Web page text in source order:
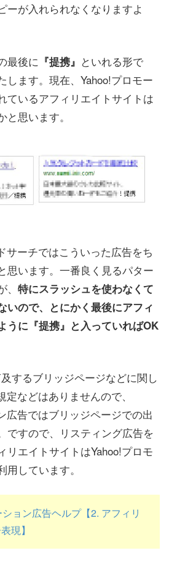
ーが入れられなくなりますよ
最後に 『提携』 といれる形で
します。現在、Yahoo!プロモー
ているアフィリエイトサイトは
思います。
サーチではこういった広告をち
思います。一番良く見るパター
特にスラッシュを使わなくて
いので、とにかく最後にアフィ
うに『提携』と入っていればOK
するブリッジページなどに関し
などはありませんので、
広告ではブリッジページでの出
ですので、リスティング広告を
リエイトサイトはYahoo!プロモ
しています。
ョン広告ヘルプ【2. アフィリ
現】